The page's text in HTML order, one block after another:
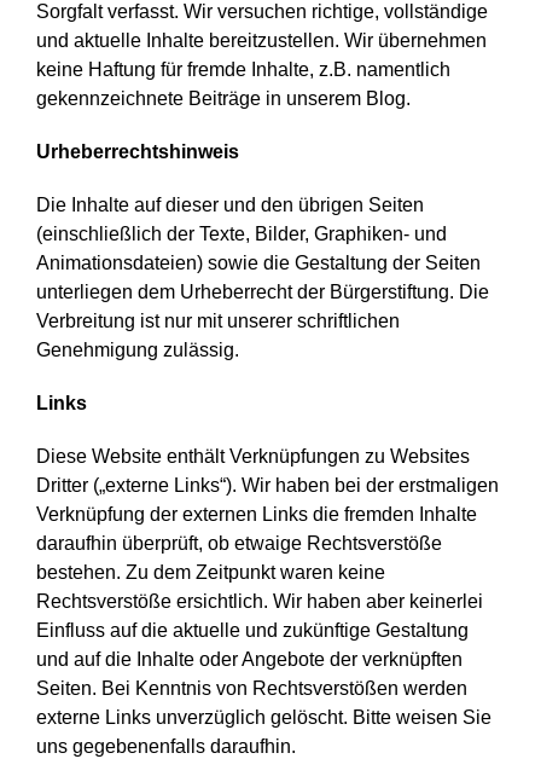
Sorgfalt verfasst. Wir versuchen richtige, vollständige
und aktuelle Inhalte bereitzustellen. Wir übernehmen
keine Haftung für fremde Inhalte, z.B. namentlich
gekennzeichnete Beiträge in unserem Blog.
Urheberrechtshinweis
Die Inhalte auf dieser und den übrigen Seiten
(einschließlich der Texte, Bilder, Graphiken- und
Animationsdateien) sowie die Gestaltung der Seiten
unterliegen dem Urheberrecht der Bürgerstiftung. Die
Verbreitung ist nur mit unserer schriftlichen
Genehmigung zulässig.
Links
Diese Website enthält Verknüpfungen zu Websites
Dritter („externe Links“). Wir haben bei der erstmaligen
Verknüpfung der externen Links die fremden Inhalte
daraufhin überprüft, ob etwaige Rechtsverstöße
bestehen. Zu dem Zeitpunkt waren keine
Rechtsverstöße ersichtlich. Wir haben aber keinerlei
Einfluss auf die aktuelle und zukünftige Gestaltung
und auf die Inhalte oder Angebote der verknüpften
Seiten. Bei Kenntnis von Rechtsverstößen werden
externe Links unverzüglich gelöscht. Bitte weisen Sie
uns gegebenenfalls daraufhin.